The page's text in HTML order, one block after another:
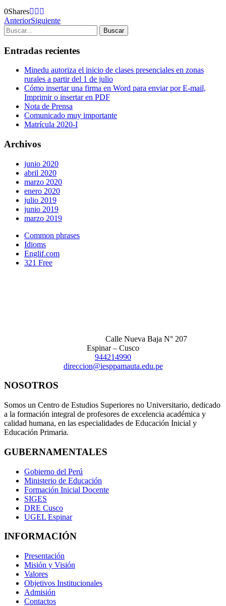
0Shares
AnteriorSiguiente
Entradas recientes
Minedu autoriza el inicio de clases presenciales en zonas
rurales a partir del 1 de julio
Cómo insertar una firma en Word para enviar por E-mail,
Imprimir o insertar en PDF
Nota de Prensa
Comunicado muy importante
Matrícula 2020-I
Archivos
junio 2020
abril 2020
marzo 2020
enero 2020
julio 2019
junio 2019
marzo 2019
Common phrases
Idioms
Englif.com
321 Free
Calle Nueva Baja N° 207
Espinar – Cusco
944214990
direccion@iesppamauta.edu.pe
NOSOTROS
Somos un Centro de Estudios Superiores no Universitario, dedicado
a la formación integral de profesores de excelencia académica y
calidad humana, en las especialidades de Educación Inicial y
Educación Primaria.
GUBERNAMENTALES
Gobierno del Perú
Ministerio de Educación
Formación Inicial Docente
SIGES
DRE Cusco
UGEL Espinar
INFORMACIÓN
Presentación
Misión y Visión
Valores
Objetivos Institucionales
Admisión
Contactos